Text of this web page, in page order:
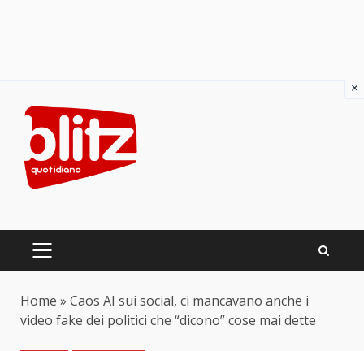
content
PRIMARY
Home » Caos AI sui social, ci mancavano anche i
video fake dei politici che “dicono” cose mai dette
×